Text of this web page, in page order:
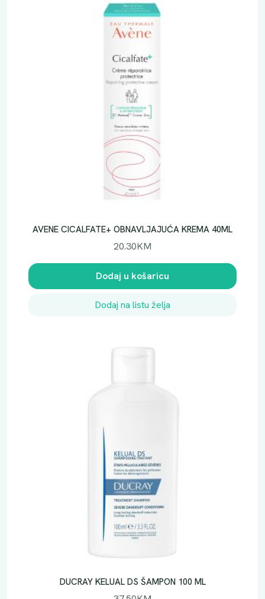
AVENE CICALFATE+ OBNAVLJAJUĆA KREMA 40ML
20.30KM
Dodaj u košaricu
Dodaj na listu želja
DUCRAY KELUAL DS ŠAMPON 100 ML